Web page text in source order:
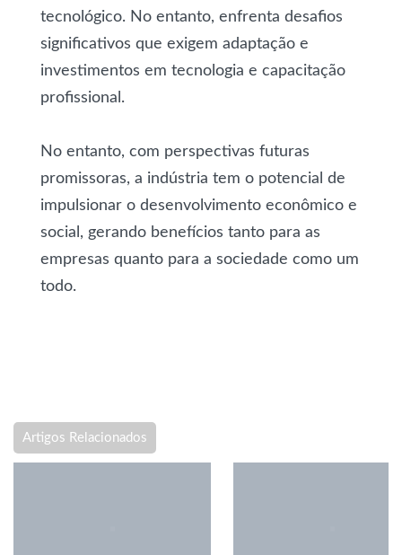
tecnológico. No entanto, enfrenta desafios
significativos que exigem adaptação e
investimentos em tecnologia e capacitação
profissional.
No entanto, com perspectivas futuras
promissoras, a indústria tem o potencial de
impulsionar o desenvolvimento econômico e
social, gerando benefícios tanto para as
empresas quanto para a sociedade como um
todo.
Artigos Relacionados